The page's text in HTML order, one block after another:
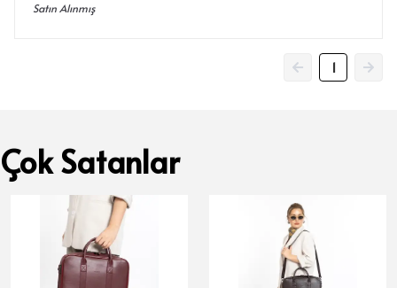
Satın Alınmış
1
Çok Satanlar